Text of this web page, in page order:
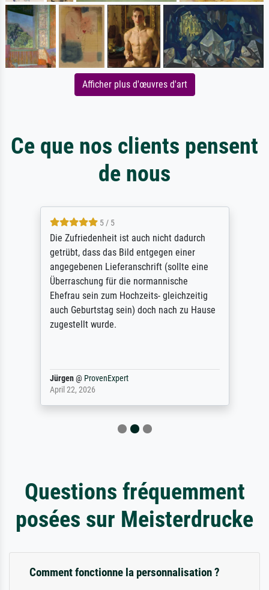
Afficher plus d'œuvres d'art
Ce que nos clients pensent
de nous
5 / 5
Die Zufriedenheit ist auch nicht dadurch
getrübt, dass das Bild entgegen einer
angegebenen Lieferanschrift (sollte eine
Überraschung für die normannische
Ehefrau sein zum Hochzeits- gleichzeitig
auch Geburtstag sein) doch nach zu Hause
zugestellt wurde.
Jürgen@ ProvenExpert
April 22, 2026
Questions fréquemment
posées sur Meisterdrucke
Comment fonctionne la personnalisation ?